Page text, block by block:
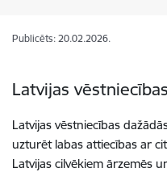
Publicēts: 20.02.2026.
Latvijas
Latvijas vēstniecības
uzturēt labas attiecības ar
Latvijas cilvēkiem ārzemēs